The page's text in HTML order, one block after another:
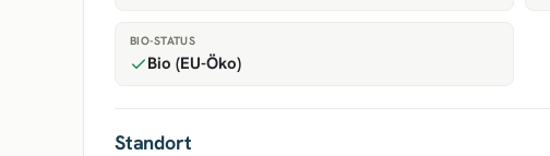
BIO-STATUS
Bio (EU-Öko)
Standort